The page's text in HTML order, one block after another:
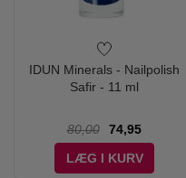
IDUN Minerals - Nailpolish
Safir - 11 ml
80,00
74,95
LÆG I KURV